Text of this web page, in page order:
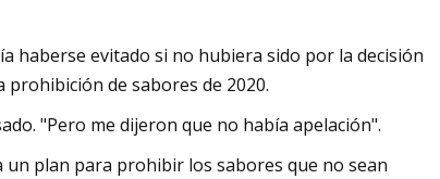
haberse evitado si no hubiera sido por la decisión
prohibición de sabores de 2020.
"Pero me dijeron que no había apelación".
plan para prohibir los sabores que no sean